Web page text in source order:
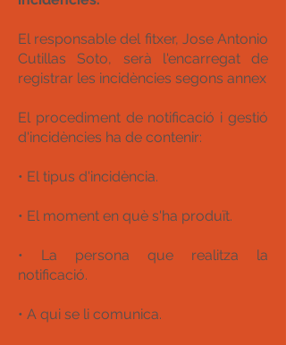
El responsable del fitxer, Jose Antonio
Cutillas Soto, serà l'encarregat de
registrar les incidències segons annex
El procediment de notificació i gestió
d'incidències ha de contenir:
• El tipus d'incidència.
• El moment en què s'ha produït.
• La persona que realitza la
notificació.
• A qui se li comunica.